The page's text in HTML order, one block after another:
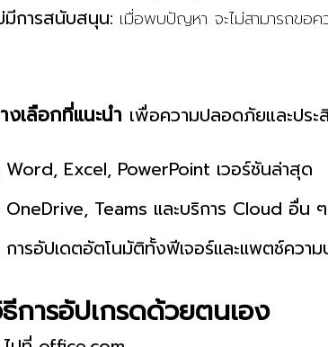
มีการสนับสนุน: เมื่อพบปัญหา จะไม่สามารถขอ
งเลือกที่แนะนำ เพื่อความปลอดภัยและปร
Excel, PowerPoint เวอร์ชันล่าสุด
Teams และบริการ Cloud อื่น ๆ
ารอัปเดตอัตโนมัติทั้งฟีเจอร์และแพตช์ควา
การอัปเกรดด้วยตนเอง